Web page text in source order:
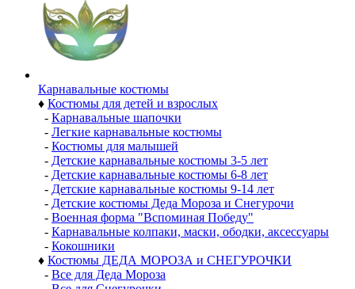
Карнавальные костюмы
♦ Костюмы для детей и взрослых
- Карнавальные шапочки
- Легкие карнавальные костюмы
- Костюмы для малышей
- Детские карнавальные костюмы 3-5 лет
- Детские карнавальные костюмы 6-8 лет
- Детские карнавальные костюмы 9-14 лет
- Детские костюмы Деда Мороза и Снегурочи
- Военная форма "Вспоминая Победу"
- Карнавальные колпаки, маски, ободки, аксессуары
- Кокошники
♦ Костюмы ДЕДА МОРОЗА и СНЕГУРОЧКИ
- Все для Деда Мороза